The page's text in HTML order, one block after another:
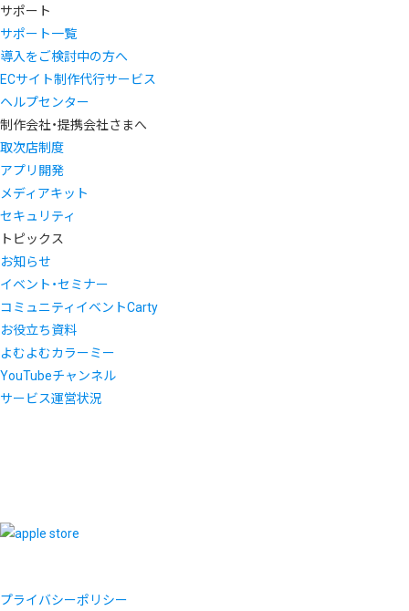
サポート
サポート一覧
導入をご検討中の方へ
ECサイト制作代行サービス
ヘルプセンター
制作会社・提携会社さまへ
取次店制度
アプリ開発
メディアキット
セキュリティ
トピックス
お知らせ
イベント・セミナー
コミュニティイベントCarty
お役立ち資料
よむよむカラーミー
YouTubeチャンネル
サービス運営状況
プライバシーポリシー